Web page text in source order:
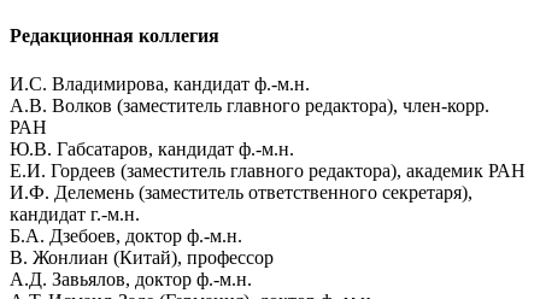
Редакционная коллегия
И.С. Владимирова, кандидат ф.-м.н.
А.В. Волков (заместитель главного редактора), член-корр.
РАН
Ю.В. Габсатаров, кандидат ф.-м.н.
Е.И. Гордеев (заместитель главного редактора), академик РАН
И.Ф. Делемень (заместитель ответственного секретаря),
кандидат г.-м.н.
Б.А. Дзебоев, доктор ф.-м.н.
В. Жонлиан (Китай), профессор
А.Д. Завьялов, доктор ф.-м.н.